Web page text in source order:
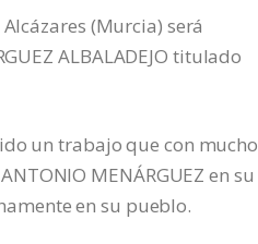
(Murcia) será
ALBALADEJO titulado
un trabajo que con mucho
MENÁRGUEZ en su
en su pueblo.